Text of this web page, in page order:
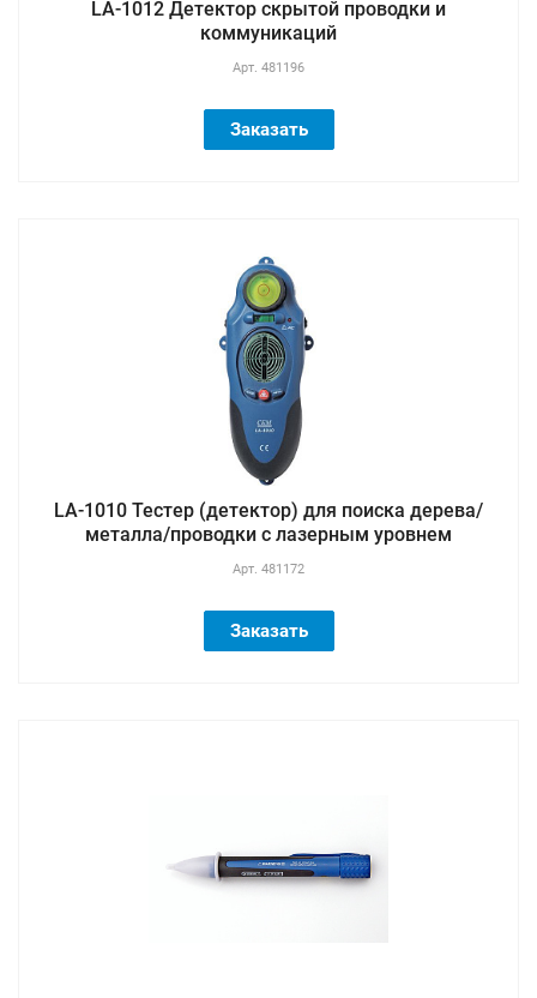
LA-1012 Детектор скрытой проводки и
коммуникаций
Арт. 481196
Заказать
LA-1010 Тестер (детектор) для поиска дерева/
металла/проводки с лазерным уровнем
Арт. 481172
Заказать